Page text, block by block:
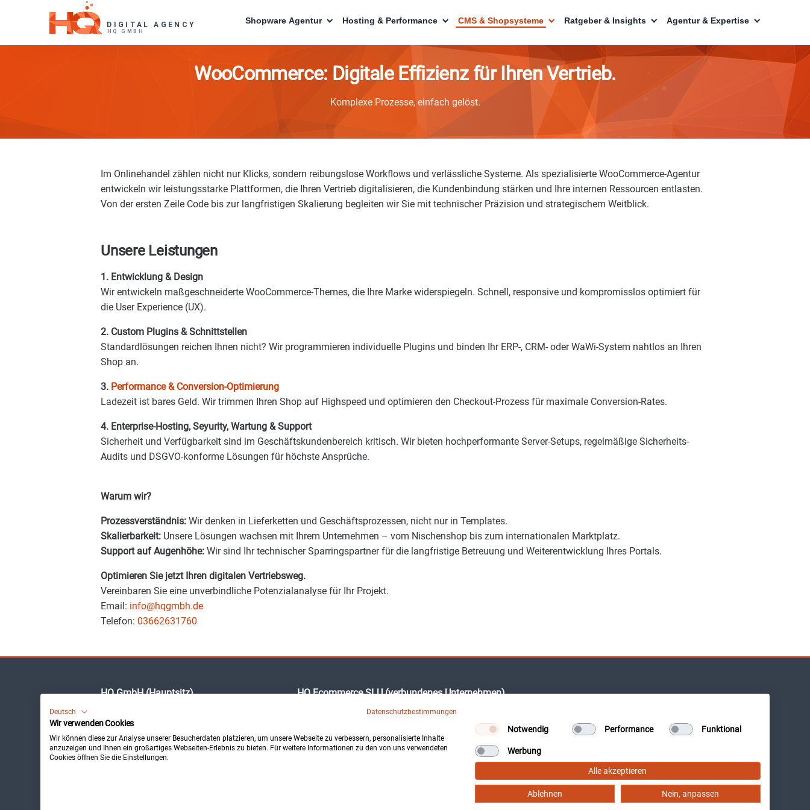
Shopware Agentur Hosting & Performance CMS & Shopsysteme Ratgeber & Insights Agentur & Expertise
WooCommerce: Digitale Effizienz für Ihren Vertrieb.
Komplexe Prozesse, einfach gelöst.
Im Onlinehandel zählen nicht nur Klicks, sondern reibungslose Workflows und verlässliche Systeme. Als spezialisierte WooCommerce-Agentur
entwickeln wir leistungsstarke Plattformen, die Ihren Vertrieb digitalisieren, die Kundenbindung stärken und Ihre internen Ressourcen entlasten.
Von der ersten Zeile Code bis zur langfristigen Skalierung begleiten wir Sie mit technischer Präzision und strategischem Weitblick.
Unsere Leistungen
1. Entwicklung & Design
Wir entwickeln maßgeschneiderte WooCommerce-Themes, die Ihre Marke widerspiegeln. Schnell, responsive und kompromisslos optimiert für
die User Experience (UX).
2. Custom Plugins & Schnittstellen
Standardlösungen reichen Ihnen nicht? Wir programmieren individuelle Plugins und binden Ihr ERP-, CRM- oder WaWi-System nahtlos an Ihren
Shop an.
3. Performance & Conversion-Optimierung
Ladezeit ist bares Geld. Wir trimmen Ihren Shop auf Highspeed und optimieren den Checkout-Prozess für maximale Conversion-Rates.
4. Enterprise-Hosting, Seyurity, Wartung & Support
Sicherheit und Verfügbarkeit sind im Geschäftskundenbereich kritisch. Wir bieten hochperformante Server-Setups, regelmäßige Sicherheits-
Audits und DSGVO-konforme Lösungen für höchste Ansprüche.
Warum wir?
Prozessverständnis: Wir denken in Lieferketten und Geschäftsprozessen, nicht nur in Templates.
Skalierbarkeit: Unsere Lösungen wachsen mit Ihrem Unternehmen – vom Nischenshop bis zum internationalen Marktplatz.
Support auf Augenhöhe: Wir sind Ihr technischer Sparringspartner für die langfristige Betreuung und Weiterentwicklung Ihres Portals.
Optimieren Sie jetzt Ihren digitalen Vertriebsweg.
Vereinbaren Sie eine unverbindliche Potenzialanalyse für Ihr Projekt.
Email: info@hqgmbh.de
Telefon: 03662631760
HQ GmbH (Hauptsitz)
07955 Auma-Weidatal
Deutschland
📞 Telefon:036626 31760
HQ Ecommerce SLU (verbundenes Unternehmen)
Camí des Puig, 3
Spanien
Redaktionelle Richtlinien
Deutsch Datenschutzbestimmungen
Wir verwenden Cookies
Wir können diese zur Analyse unserer Besucherdaten platzieren, um unsere Webseite zu verbessern, personalisierte Inhalte
anzuzeigen und Ihnen ein großartiges Webseiten-Erlebnis zu bieten. Für weitere Informationen zu den von uns verwendeten
Cookies öffnen Sie die Einstellungen.
Notwendig Performance Funktional
Werbung
Alle akzeptieren
Ablehnen Nein, anpassen